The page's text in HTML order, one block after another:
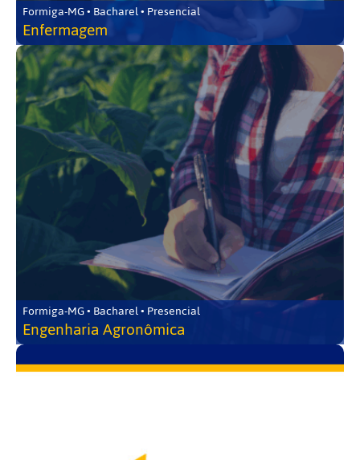
Formiga-MG • Bacharel • Presencial
Enfermagem
Formiga-MG • Bacharel • Presencial
Engenharia Agronômica